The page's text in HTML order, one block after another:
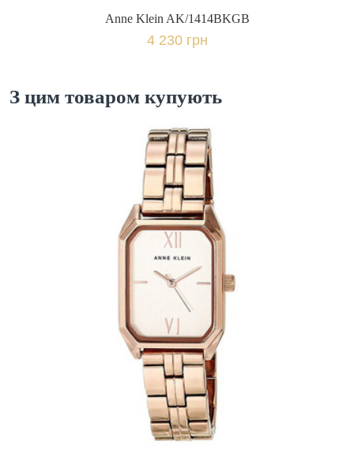
Anne Klein AK/1414BKGB
4 230 грн
З цим товаром купують